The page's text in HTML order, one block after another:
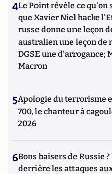
4Le Point révèle ce
que Xavier Niel hacke
russe donne une leçon
australien une leçon de
DGSE une d'arrogance;
Macron
5Apologie du terrorisme
700, le chanteur à
2026
6Bons baisers de Russie
derrière les attaques